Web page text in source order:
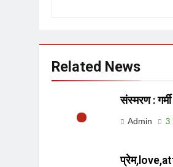
Related News
संस्मरण :
Admin 3